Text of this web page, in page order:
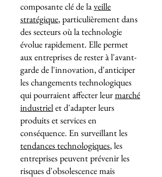
composante clé de laveille
stratégique, particulièrement dans
des secteurs où la technologie
évolue rapidement. Elle permet
aux entreprises de rester à l'avant-
garde de l'innovation, d'anticiper
les changements technologiques
qui pourraient affecter leurmarché
industrielet d'adapter leurs
produits et services en
conséquence. En surveillant les
tendances technologiques, les
entreprises peuvent prévenir les
risques d'obsolescence mais